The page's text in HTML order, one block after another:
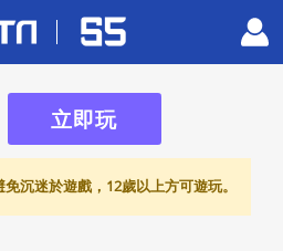
立即玩
沉迷於遊戲，12歲以上方可遊玩。